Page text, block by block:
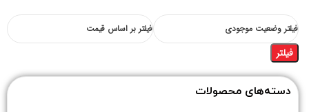
فیلتر وضعیت موجودی فیلتر بر اساس قیمت
فیلتر
دسته‌های محصولات